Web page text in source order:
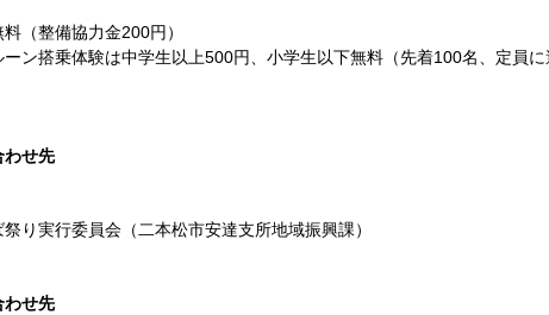
料（整備協力金200円）
ン搭乗体験は中学生以上500円、小学生以下無料（先着100名、定員
わせ先
り実行委員会（二本松市安達支所地域振興課）
わせ先